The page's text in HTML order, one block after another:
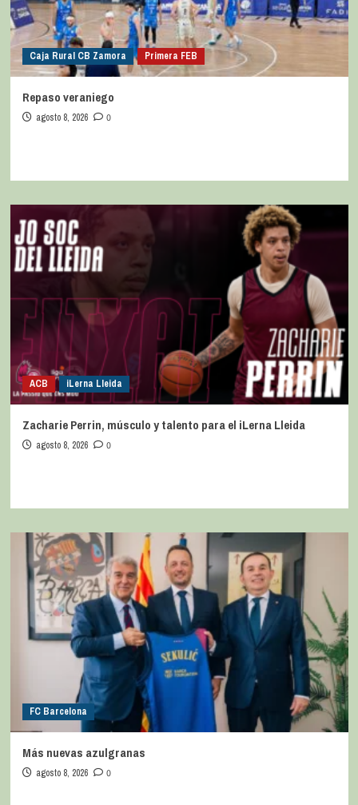
Caja Rural CB Zamora Primera FEB
Repaso veraniego
agosto 8, 2026 0
ACB iLerna Lleida
Zacharie Perrin, músculo y talento para el iLerna Lleida
agosto 8, 2026 0
FC Barcelona
Más nuevas azulgranas
agosto 8, 2026 0